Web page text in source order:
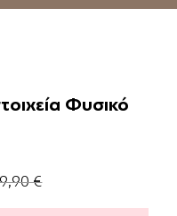
Φυσικό
€